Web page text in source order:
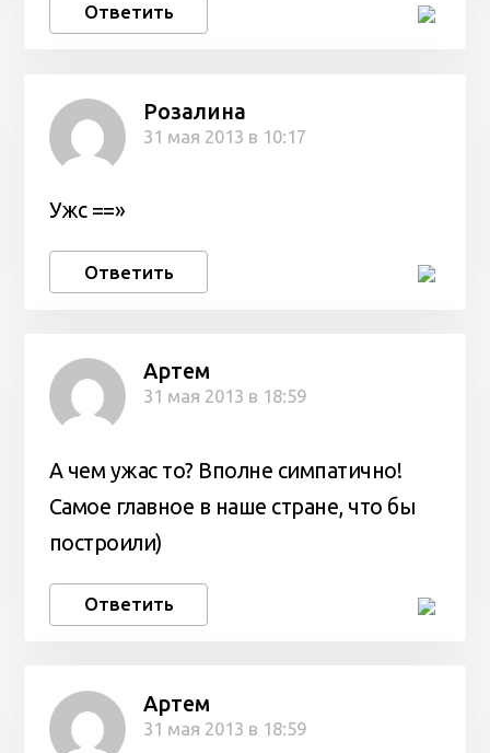
Ответить
Розалина
31 мая 2013 в 10:17
Ужс ==»
Ответить
Артем
31 мая 2013 в 18:59
А чем ужас то? Вполне симпатично!
Самое главное в наше стране, что бы
построили)
Ответить
Артем
31 мая 2013 в 18:59